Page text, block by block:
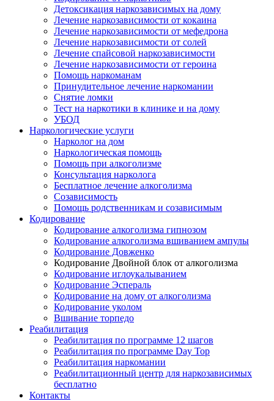
Детоксикация наркозависимых на дому
Лечение наркозависимости от кокаина
Лечение наркозависимости от мефедрона
Лечение наркозависимости от солей
Лечение спайсовой наркозависимости
Лечение наркозависимости от героина
Помощь наркоманам
Принудительное лечение наркомании
Снятие ломки
Тест на наркотики в клинике и на дому
УБОД
Наркологические услуги
Нарколог на дом
Наркологическая помощь
Помощь при алкоголизме
Консультация нарколога
Бесплатное лечение алкоголизма
Созависимость
Помощь родственникам и созависимым
Кодирование
Кодирование алкоголизма гипнозом
Кодирование алкоголизма вшиванием ампулы
Кодирование Довженко
Кодирование Двойной блок от алкоголизма
Кодирование иглоукалыванием
Кодирование Эспераль
Кодирование на дому от алкоголизма
Кодирование уколом
Вшивание торпедо
Реабилитация
Реабилитация по программе 12 шагов
Реабилитация по программе Day Top
Реабилитация наркомании
Реабилитационный центр для наркозависимых
бесплатно
Контакты